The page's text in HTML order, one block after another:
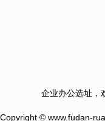
企业办公选址，
Copyright © www.fudan-